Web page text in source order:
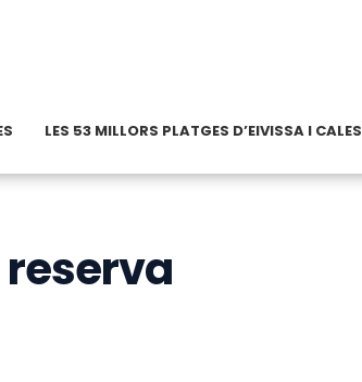
LES 53 MILLORS PLATGES D’EIVISSA I CALES